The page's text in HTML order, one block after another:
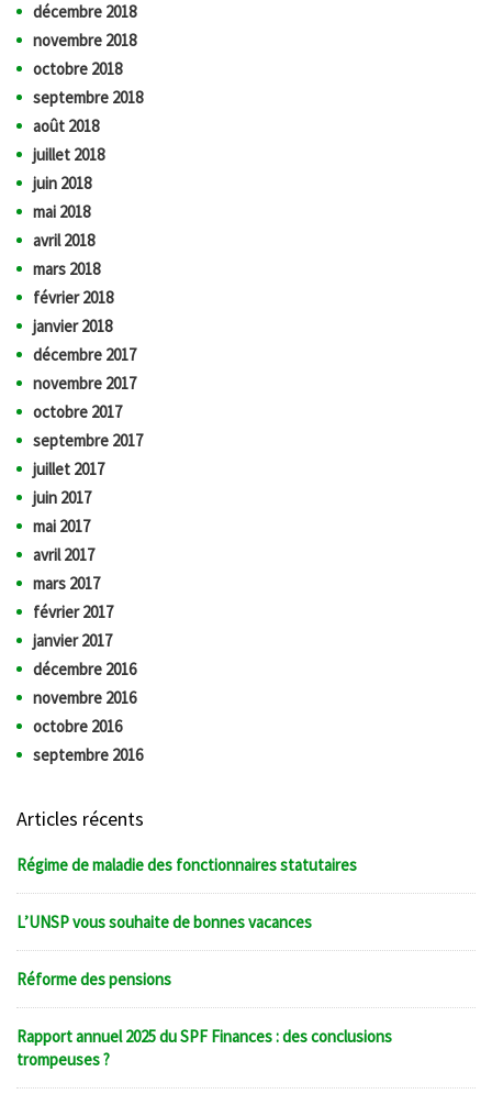
décembre 2018
novembre 2018
octobre 2018
septembre 2018
août 2018
juillet 2018
juin 2018
mai 2018
avril 2018
mars 2018
février 2018
janvier 2018
décembre 2017
novembre 2017
octobre 2017
septembre 2017
juillet 2017
juin 2017
mai 2017
avril 2017
mars 2017
février 2017
janvier 2017
décembre 2016
novembre 2016
octobre 2016
septembre 2016
Articles récents
Régime de maladie des fonctionnaires statutaires
L’UNSP vous souhaite de bonnes vacances
Réforme des pensions
Rapport annuel 2025 du SPF Finances : des conclusions
trompeuses ?